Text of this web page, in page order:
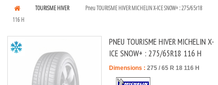
TOURISME HIVER
Pneu TOURISME HIVER MICHELIN X-ICE SNOW+ : 275/65r18
116 H
PNEU TOURISME HIVER MICHELIN X-
ICE SNOW+ : 275/65R18 116 H
Dimensions : 275 / 65 R 18 116 H